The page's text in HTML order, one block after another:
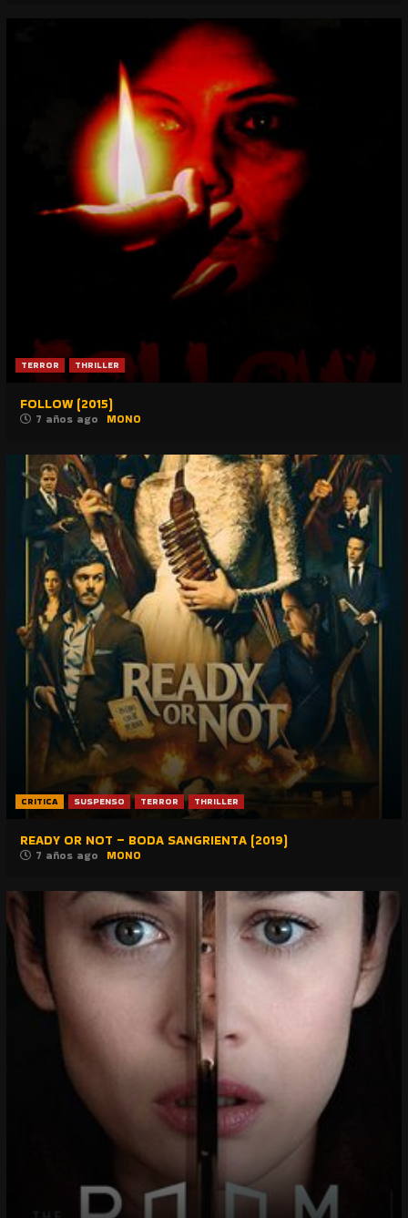
TERROR THRILLER
FOLLOW (2015)
7 años ago MONO
CRITICA SUSPENSO TERROR THRILLER
READY OR NOT – BODA SANGRIENTA (2019)
7 años ago MONO